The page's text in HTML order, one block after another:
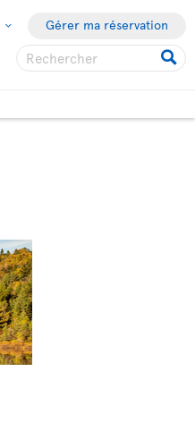
Gérer ma réservation